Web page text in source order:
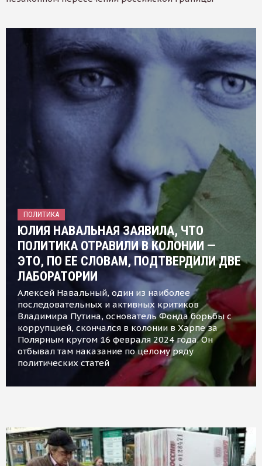
ПОЛИТИКА
ЮЛИЯ НАВАЛЬНАЯ ЗАЯВИЛА, ЧТО
ПОЛИТИКА ОТРАВИЛИ В КОЛОНИИ —
ЭТО, ПО ЕЕ СЛОВАМ, ПОДТВЕРДИЛИ ДВЕ
ЛАБОРАТОРИИ
Алексей Навальный, один из наиболее
последовательных и активных критиков
Владимира Путина, основатель Фонда борьбы с
коррупцией, скончался в колонии в Харпе за
Полярным кругом 16 февраля 2024 года. Он
отбывал там наказание по целому ряду
политических статей